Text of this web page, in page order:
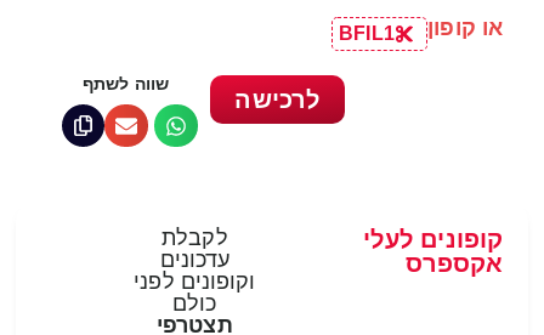
או קופון BFIL1
שווה לשתף
לרכישה
לקבלת
עדכונים
וקופונים לפני
כולם
תצטרפי
קופונים לעלי
אקספרס